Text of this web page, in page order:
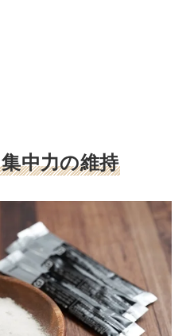
中力の維持